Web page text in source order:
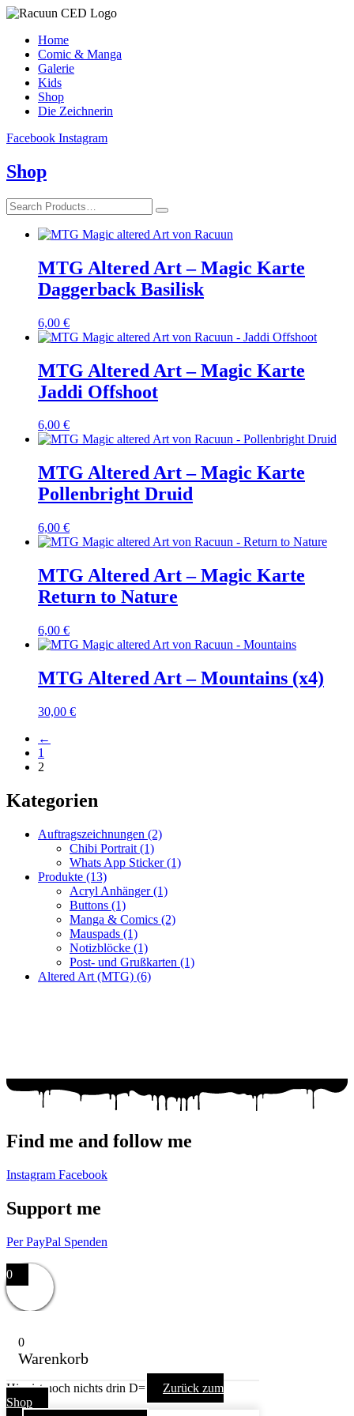
Home
Comic & Manga
Galerie
Kids
Shop
Die Zeichnerin
Facebook Instagram
Shop
MTG Altered Art – Magic Karte
Daggerback Basilisk
6,00 €
MTG Altered Art – Magic Karte
Jaddi Offshoot
6,00 €
MTG Altered Art – Magic Karte
Pollenbright Druid
6,00 €
MTG Altered Art – Magic Karte
Return to Nature
6,00 €
MTG Altered Art – Mountains (x4)
30,00 €
←
1
2
Kategorien
Auftragszeichnungen (2)
Chibi Portrait (1)
Whats App Sticker(1)
Produkte (13)
Acryl Anhänger(1)
Buttons (1)
Manga & Comics (2)
Mauspads (1)
Notizblöcke (1)
Post- und Grußkarten (1)
Altered Art (MTG) (6)
Find me and follow me
Instagram Facebook
Support me
Per PayPal Spenden
0
0
Warenkorb
Hier ist noch nichts drin D=
Zurück zum
Shop